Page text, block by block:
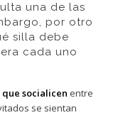
una de las
por otro
silla debe
cada uno
socialicen entre
se sientan